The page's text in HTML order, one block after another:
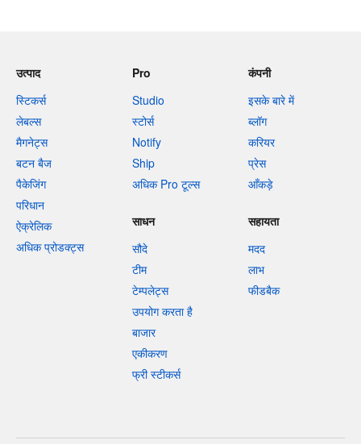
उत्पाद
स्टिकर्स
लेबल्स
मैगनेट्स
बटन बैज
पैकेजिंग
परिधान
ऐक्रेलिक
अधिक प्रोडक्ट्स
Pro
Studio
स्टोर्स
Notify
Ship
अधिक Pro टूल्स
कंपनी
इसके बारे में
ब्लॉग
करियर
प्रेस
आँकड़े
साधन
सौदे
टीम
टेम्पलेट्स
उपयोग करता है
बाजार
एकीकरण
फ्री स्टीकर्स
सहायता
मदद
लाभ
फीडबैक